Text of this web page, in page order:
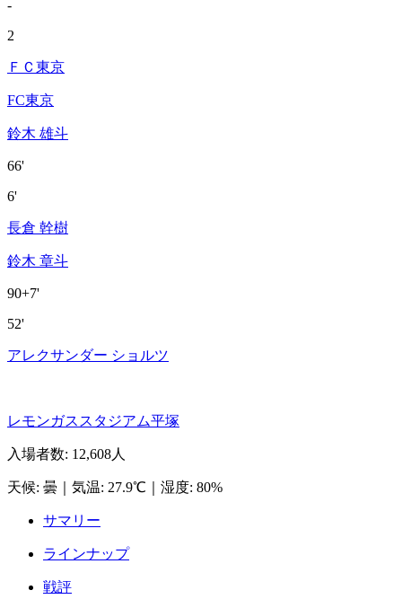
-
2
ＦＣ東京
FC東京
鈴木 雄斗
66'
6'
長倉 幹樹
鈴木 章斗
90+7'
52'
アレクサンダー ショルツ
レモンガススタジアム平塚
入場者数: 12,608人
天候: 曇 気温: 27.9℃ 湿度: 80%
サマリー
ラインナップ
戦評